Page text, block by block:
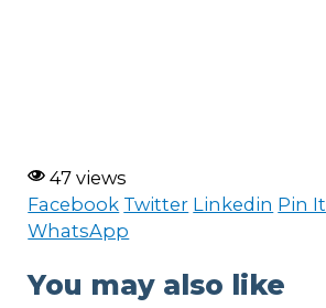
47 views
Facebook Twitter Linkedin Pin It
WhatsApp
You may also like